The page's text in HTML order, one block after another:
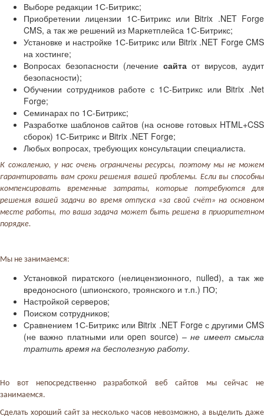
Выборе редакции 1С-Битрикс;
Приобретении лицензии 1С-Битрикс или Bitrix .NET Forge
CMS, а так же решений из Маркетплейса 1С-Битрикс;
Установке и настройке 1С-Битрикс или Bitrix .NET Forge CMS
на хостинге;
Вопросах безопасности (лечение сайта от вирусов, аудит
безопасности);
Обучении сотрудников работе с 1С-Битрикс или Bitrix .Net
Forge;
Семинарах по 1С-Битрикс;
Разработке шаблонов сайтов (на основе готовых HTML+CSS
сборок) 1С-Битрикс и Bitrix .NET Forge;
Любых вопросах, требующих консультации специалиста.
К сожалению, у нас очень ограничены ресурсы, поэтому мы не можем
гарантировать вам сроки решения вашей проблемы. Если вы способны
компенсировать временные затраты, которые потребуются для
решения вашей задачи во время отпуска «за свой счёт» на основном
месте работы, то ваша задача может быть решена в приоритетном
порядке.
Мы не занимаемся:
Установкой пиратского (нелицензионного, nulled), а так же
вредоносного (шпионского, троянского и т.п.) ПО;
Настройкой серверов;
Поиском сотрудников;
Сравнением 1С-Битрикс или Bitrix .NET Forge с другими CMS
(не важно платными или open source) –не имеет смысла
тратить время на бесполезную работу.
Но вот непосредственно разработкой веб сайтов мы сейчас не
занимаемся.
Сделать хороший сайт за несколько часов невозможно, а выделить даже